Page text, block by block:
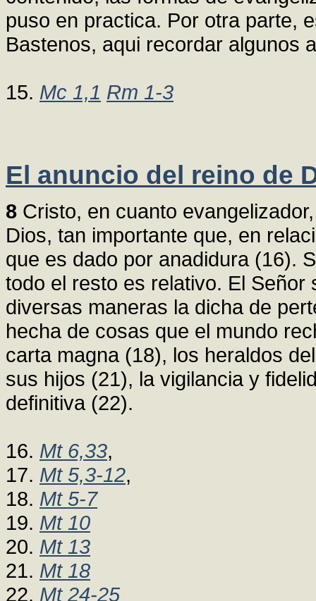
puso en practica. Por otra parte,
Bastenos, aqui recordar algunos
15. Mc 1,1 Rm 1-3
El anuncio del reino de
8 Cristo, en cuanto
Dios, tan importante que, en
que es dado por anadidura (16).
todo el resto es relativo. El
diversas maneras la dicha de
hecha de cosas que el mundo
carta magna (18), los heraldos
sus hijos (21), la vigilancia y
definitiva (22).
16. Mt 6,33,
17. Mt 5,3-12,
18. Mt 5-7
19. Mt 10
20. Mt 13
21. Mt 18
22. Mt 24-25